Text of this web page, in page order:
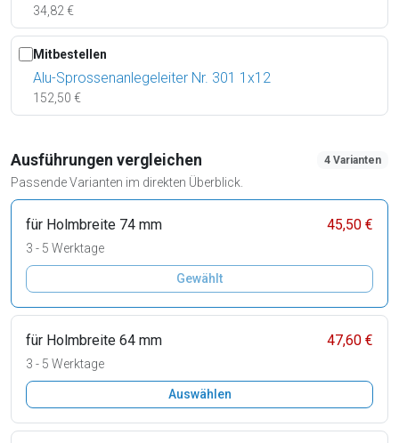
34,82 €
Mitbestellen
Alu-Sprossenanlegeleiter Nr. 301 1x12
152,50 €
Ausführungen vergleichen
Passende Varianten im direkten Überblick.
4 Varianten
für Holmbreite 74 mm 45,50 €
3 - 5 Werktage
Gewählt
für Holmbreite 64 mm 47,60 €
3 - 5 Werktage
Auswählen